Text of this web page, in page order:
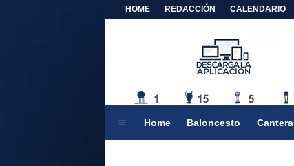
HOME REDACCIÓN CALENDARIO
Home Baloncesto Cantera